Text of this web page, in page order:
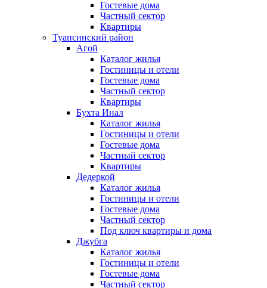
Гостевые дома
Частный сектор
Квартиры
Туапсинский район
Агой
Каталог жилья
Гостиницы и отели
Гостевые дома
Частный сектор
Квартиры
Бухта Инал
Каталог жилья
Гостиницы и отели
Гостевые дома
Частный сектор
Квартиры
Дедеркой
Каталог жилья
Гостиницы и отели
Гостевые дома
Частный сектор
Под ключ квартиры и дома
Джубга
Каталог жилья
Гостиницы и отели
Гостевые дома
Частный сектор